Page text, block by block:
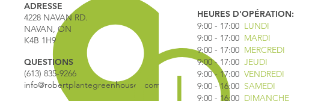
ADRESSE
4228 NAVAN RD.
NAVAN, ON
K4B 1H9
QUESTIONS
(613) 835-9266
info@robertplantegreenhouses.com
HEURES D'OPÉRATION:
9:00 - 17:00 LUNDI
9:00 - 17:00 MARDI
9:00 - 17:00 MERCREDI
9:00 - 17:00 JEUDI
9:00 - 17:00 VENDREDI
9:00 - 16:00 SAMEDI
9:00 - 16:00 DIMANCHE